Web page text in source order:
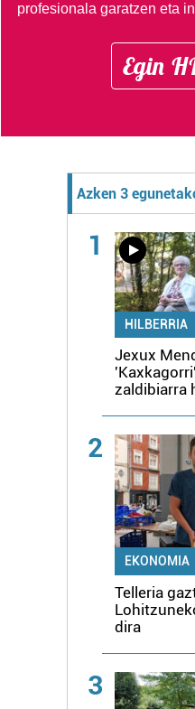
profesionala garatzen eta
Egin
Azken 3
1
HILBERRIA
Jexux
zaldibiarra
2
EKONOMIA
Telleria
dira
3